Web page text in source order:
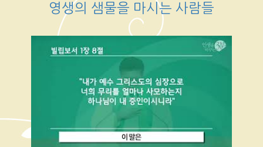
영생의 샘물을 마시는 사람들